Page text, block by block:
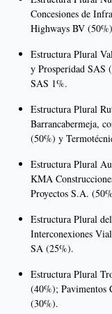
Concesiones de
Highways BV (50%)
Estructura Plural
y Prosperidad SAS
SAS 1%.
Estructura Plural
Barrancabermeja,
(50%) y
Estructura Plural
KMA
Proyectos S.A.
Estructura Plural
Interconexiones
SA (25%).
Estructura Plural
(40%); Pavimentos
(30%).